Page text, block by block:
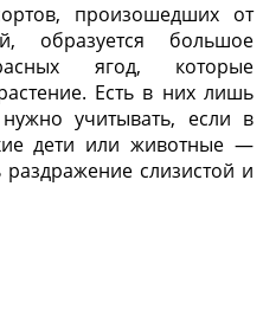
произошедших от
образу­ется большое
ягод, ко­торые
Есть в них лишь
учитывать, если в
дети или животные —
слизистой и